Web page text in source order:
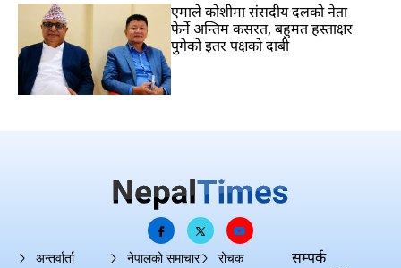
एमाले कोशीमा संसदीय दलको नेता
फेर्ने अन्तिम कसरत, बहुमत हस्ताक्षर
पुगेको इतर पक्षको दाबी
अन्तर्वार्ता
नेपालको समाचार
रोचक
सम्पर्क